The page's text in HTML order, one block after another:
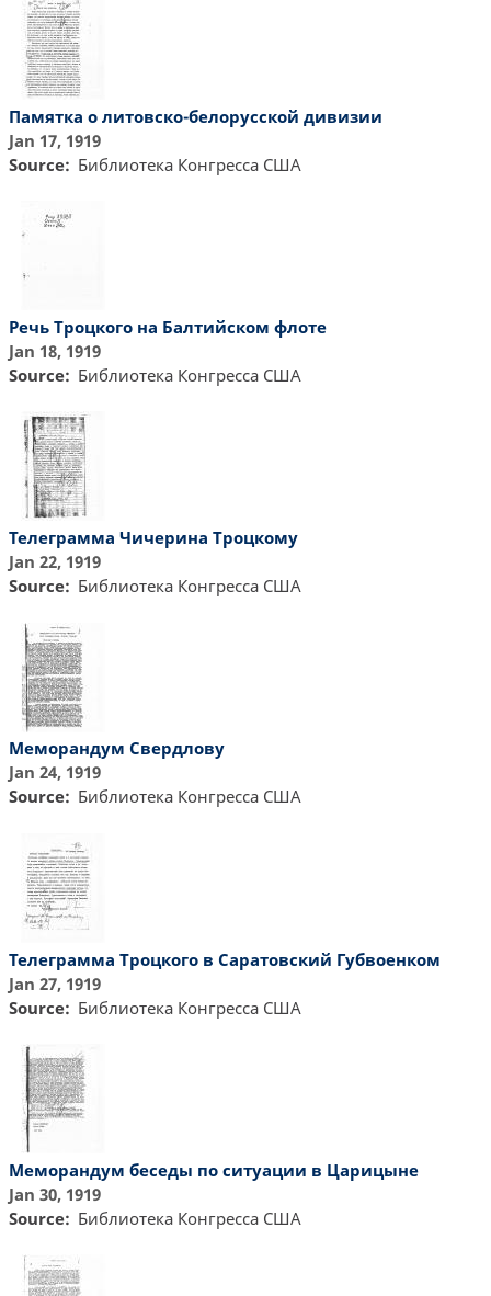
Памятка о литовско-белорусской дивизии
Jan 17, 1919
Source
Библиотекa Конгресса США
Речь Троцкого на Балтийском флоте
Jan 18, 1919
Source
Библиотекa Конгресса США
Телеграмма Чичерина Троцкому
Jan 22, 1919
Source
Библиотекa Конгресса США
Меморандум Свердлову
Jan 24, 1919
Source
Библиотекa Конгресса США
Телеграмма Троцкого в Саратовский Губвоенком
Jan 27, 1919
Source
Библиотекa Конгресса США
Меморандум беседы по ситуации в Царицыне
Jan 30, 1919
Source
Библиотекa Конгресса США